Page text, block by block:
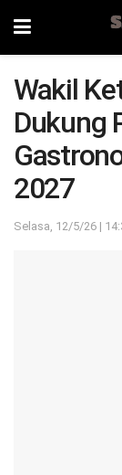
Wakil
Dukung
2027
Selasa, 12/5/26 |